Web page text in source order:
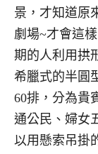
景，才知道原
劇場~才會這
期的人利用拱
希臘式的半圓
60排，分為貴
通公民、婦女
以用懸索吊掛